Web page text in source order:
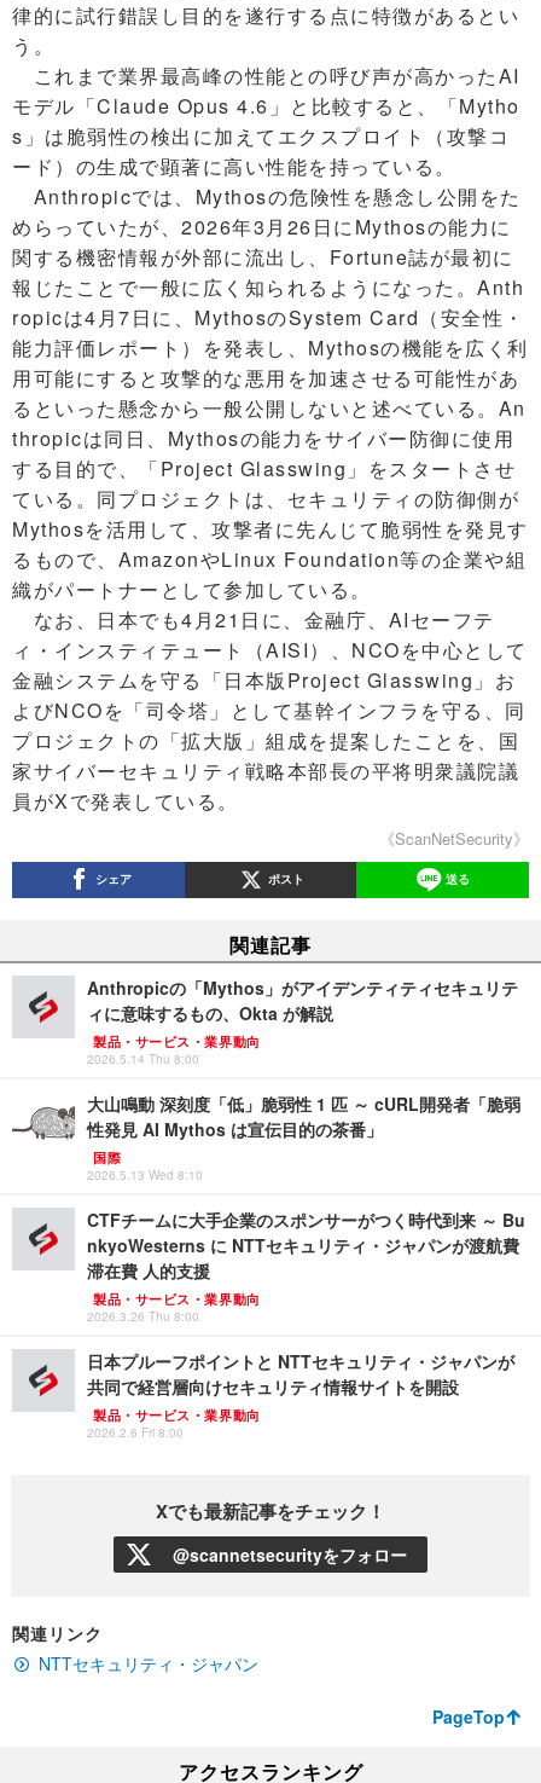
律的に試行錯誤し目的を遂行する点に特徴があるとい
う。
これまで業界最高峰の性能との呼び声が高かったAI
モデル「Claude Opus 4.6」と比較すると、「Mytho
s」は脆弱性の検出に加えてエクスプロイト（攻撃コ
ード）の生成で顕著に高い性能を持っている。
Anthropicでは、Mythosの危険性を懸念し公開をた
めらっていたが、2026年3月26日にMythosの能力に
関する機密情報が外部に流出し、Fortune誌が最初に
報じたことで一般に広く知られるようになった。Anth
ropicは4月7日に、MythosのSystem Card（安全性・
能力評価レポート）を発表し、Mythosの機能を広く利
用可能にすると攻撃的な悪用を加速させる可能性があ
るといった懸念から一般公開しないと述べている。An
thropicは同日、Mythosの能力をサイバー防御に使用
する目的で、「Project Glasswing」をスタートさせ
ている。同プロジェクトは、セキュリティの防御側が
Mythosを活用して、攻撃者に先んじて脆弱性を発見す
るもので、AmazonやLinux Foundation等の企業や組
織がパートナーとして参加している。
なお、日本でも4月21日に、金融庁、AIセーフテ
ィ・インスティテュート（AISI）、NCOを中心として
金融システムを守る「日本版Project Glasswing」お
よびNCOを「司令塔」として基幹インフラを守る、同
プロジェクトの「拡大版」組成を提案したことを、国
家サイバーセキュリティ戦略本部長の平将明衆議院議
員がXで発表している。
《ScanNetSecurity》
シェア ポスト 送る
関連記事
Anthropicの「Mythos」がアイデンティティセキュリテ
ィに意味するもの、Okta が解説
製品・サービス・業界動向
2026.5.14 Thu 8:00
大山鳴動 深刻度「低」脆弱性 1 匹 ～ cURL開発者「脆弱
性発見 AI Mythos は宣伝目的の茶番」
国際
2026.5.13 Wed 8:10
CTFチームに大手企業のスポンサーがつく時代到来 ～ Bu
nkyoWesterns に NTTセキュリティ・ジャパンが渡航費
滞在費 人的支援
製品・サービス・業界動向
2026.3.26 Thu 8:00
日本プルーフポイントと NTTセキュリティ・ジャパンが
共同で経営層向けセキュリティ情報サイトを開設
製品・サービス・業界動向
2026.2.6 Fri 8:00
Xでも最新記事をチェック！
@scannetsecurityをフォロー
関連リンク
NTTセキュリティ・ジャパン
PageTop
アクセスランキング